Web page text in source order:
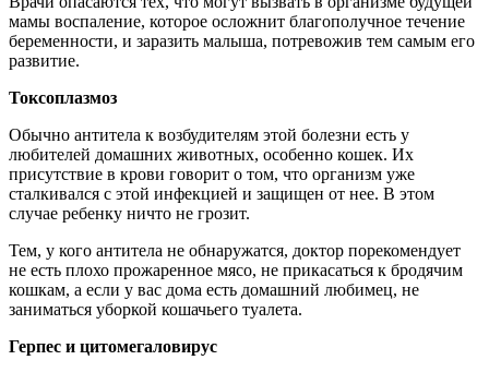
мамы воспаление, которое осложнит благополучное течение
беременности, и заразить малыша, потревожив тем самым его
развитие.
Токсоплазмоз
Обычно антитела к возбудителям этой болезни есть у
любителей домашних животных, особенно кошек. Их
присутствие в крови говорит о том, что организм уже
сталкивался с этой инфекцией и защищен от нее. В этом
случае ребенку ничто не грозит.
Тем, у кого антитела не обнаружатся, доктор порекомендует
не есть плохо прожаренное мясо, не прикасаться к бродячим
кошкам, а если у вас дома есть домашний любимец, не
заниматься уборкой кошачьего туалета.
Герпес и цитомегаловирус